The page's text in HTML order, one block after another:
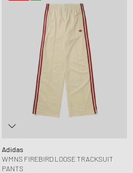
Adidas
WMNS FIREBIRD LOOSE TRACKSUIT
PANTS